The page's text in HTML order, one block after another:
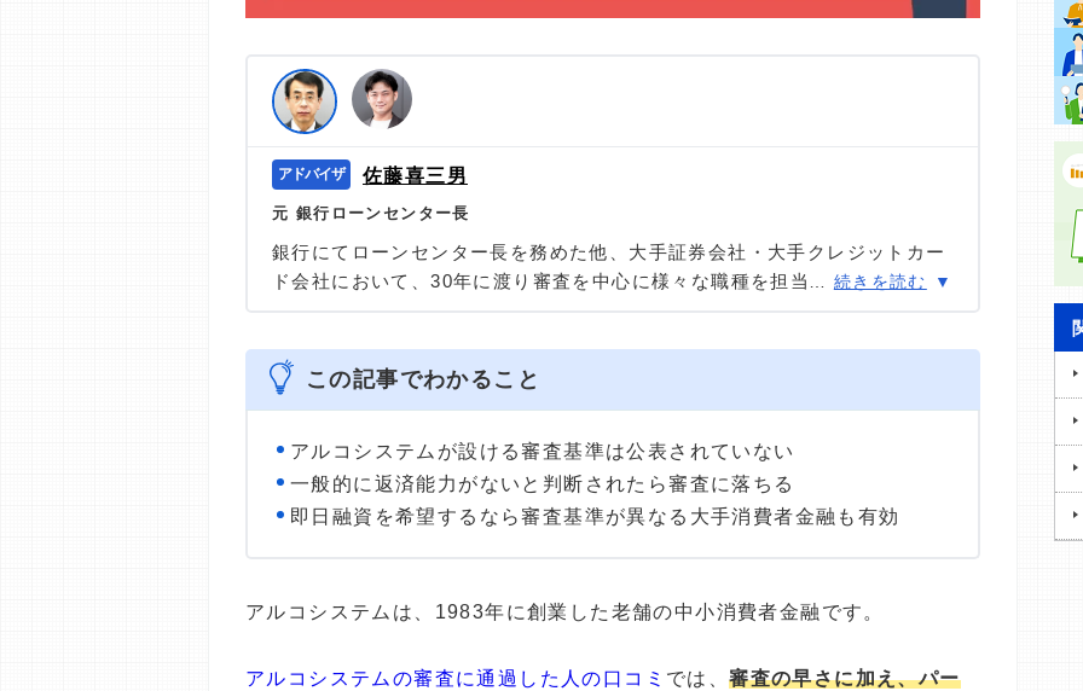
佐藤喜三男
元 銀行ローンセンター長
銀行にてローンセンター長を務めた他、大手証券会社・大手クレジットカー
ド会社において、30年に渡り審査を中心に様々な職種を担当。現在は「共生
＞＞公式ページ
… 続きを読む
この記事でわかること
アルコシステムが設ける審査基準は公表されていない
一般的に返済能力がないと判断されたら審査に落ちる
即日融資を希望するなら審査基準が異なる大手消費者金融も有効
アルコシステムは、1983年に創業した老舗の中小消費者金融です。
アルコシステムの審査に通過した人の口コミ では、審査の早さに加え、パー